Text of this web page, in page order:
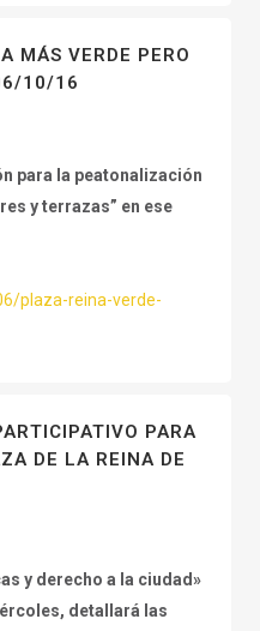
MÁS VERDE PERO
10/16
para la peatonalización
y terrazas” en ese
plaza-reina-verde-
PARA
DE LA REINA DE
y derecho a la ciudad»
detallará las